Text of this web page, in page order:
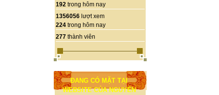
192 trong hôm nay
1356056 lượt xem
224 trong hôm nay
277 thành viên
ĐANG CÓ MẶT TẠI
WEBSITE CỦA NGUYỄN